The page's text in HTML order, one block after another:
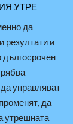
УТРЕ
да
резултати и
дългосрочен
управляват
да
утрешната